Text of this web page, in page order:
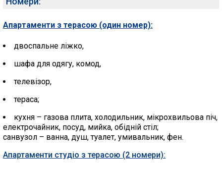
Апартаменти з терасою (один номер):
двоспальне ліжко,
шафа для одягу, комод,
телевізор,
тераса;
кухня – газова плита, холодильник, мікрохвильова піч,
електрочайник, посуд, мийка, обідній стіл;
санвузол – ванна, душ, туалет, умивальник, фен.
Апартаменти студіо з терасою (2 номери):